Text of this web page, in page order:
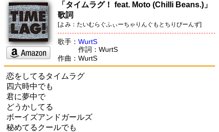
「タイムラグ！ feat. Moto (Chilli Beans.)」
歌詞
[よみ：たいむらぐふぃーちゃりんぐもとちりびーんず]
歌手： WurtS
作詞：WurtS
作曲：WurtS
恋をしてるタイムラグ
四六時中でも
君に夢中で
どうかしてる
ボーイズアンドガールズ
秘めてるクールでも